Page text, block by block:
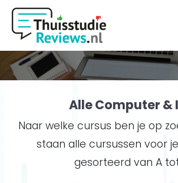
Hoofdmenu
Alle Computer &
Naar welke cursus ben je op
staan alle cursussen voor
gesorteerd van A